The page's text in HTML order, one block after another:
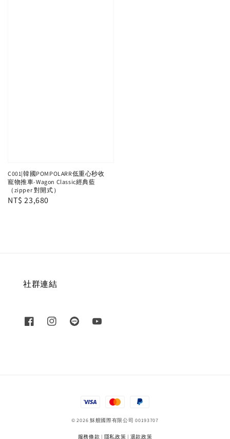
C001|韓國POMPOLARR低重心秒收
寵物推車-Wagon Classic經典藍
（zipper 對開式）
Regular
NT$ 23,680
社群連結
© 2026 穌艘國際有限公司 00193707
服務條款 | 隱私政策 | 退款政策